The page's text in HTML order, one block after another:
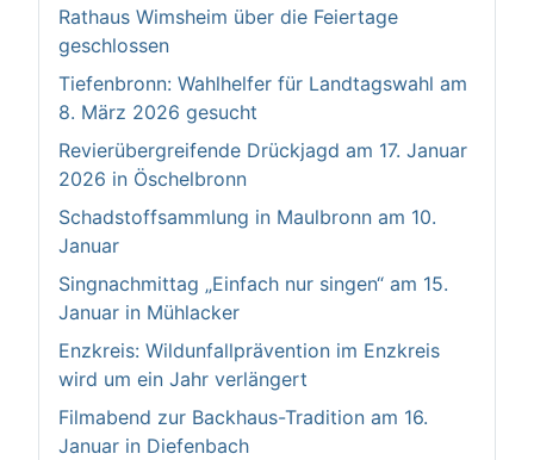
Rathaus Wimsheim über die Feiertage
geschlossen
Tiefenbronn: Wahlhelfer für Landtagswahl am
8. März 2026 gesucht
Revierübergreifende Drückjagd am 17. Januar
2026 in Öschelbronn
Schadstoffsammlung in Maulbronn am 10.
Januar
Singnachmittag „Einfach nur singen“ am 15.
Januar in Mühlacker
Enzkreis: Wildunfallprävention im Enzkreis
wird um ein Jahr verlängert
Filmabend zur Backhaus-Tradition am 16.
Januar in Diefenbach